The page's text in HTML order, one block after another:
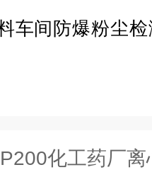
车间防爆粉尘
化工药厂离